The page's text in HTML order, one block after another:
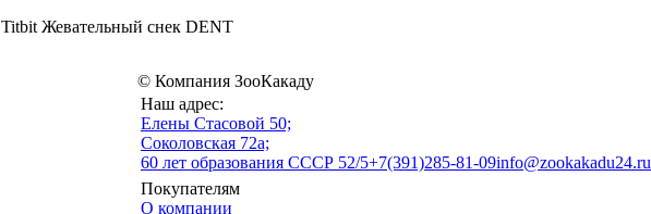
Titbit Жевательный снек DENT
© Компания ЗооКакаду
Наш адрес:
Eлены Стасовой 50;
Соколовская 72а;
60 лет образования СССР 52/5+7(391)285-81-09info@zookakadu24.ru
Покупателям
О компании